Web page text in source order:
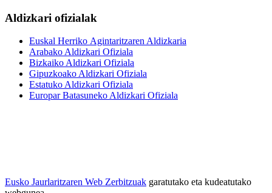
Aldizkari ofizialak
Euskal Herriko Agintaritzaren Aldizkaria
Arabako Aldizkari Ofiziala
Bizkaiko Aldizkari Ofiziala
Gipuzkoako Aldizkari Ofiziala
Estatuko Aldizkari Ofiziala
Europar Batasuneko Aldizkari Ofiziala
Eusko Jaurlaritzaren Web Zerbitzuak garatutako eta kudeatutako